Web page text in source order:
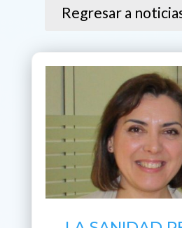
Regresar a